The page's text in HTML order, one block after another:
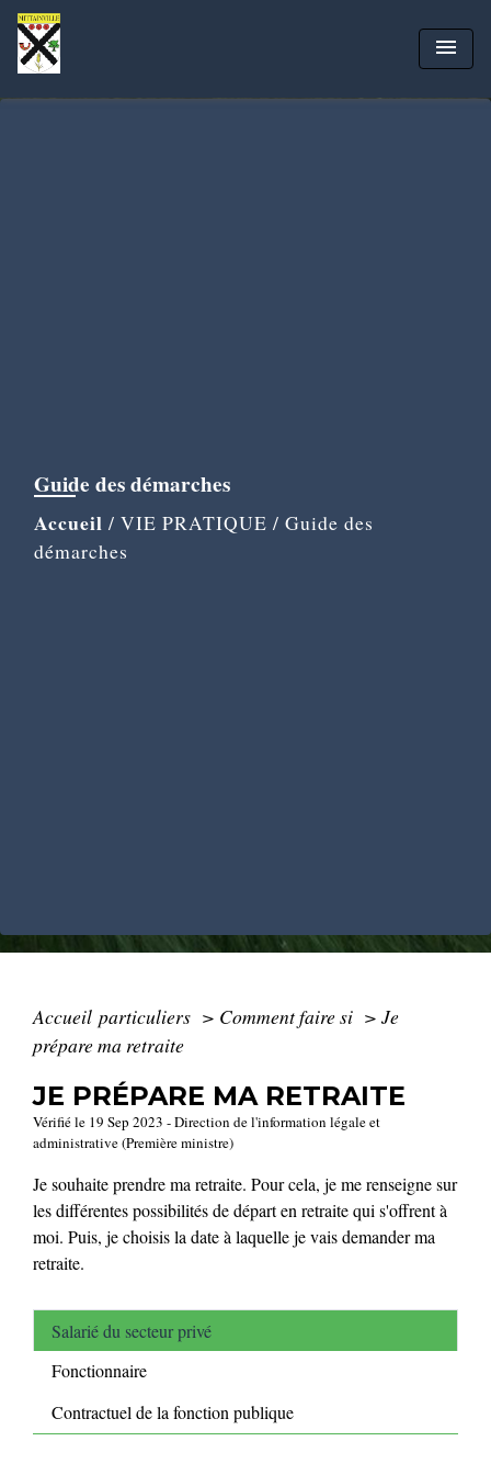
menu
Guide des démarches
Accueil / VIE PRATIQUE / Guide des
démarches
Accueil particuliers > Comment faire si > Je
prépare ma retraite
JE PRÉPARE MA RETRAITE
Vérifié le 19 Sep 2023 - Direction de l'information légale et
administrative (Première ministre)
Je souhaite prendre ma retraite. Pour cela, je me renseigne sur
les différentes possibilités de départ en retraite qui s'offrent à
moi. Puis, je choisis la date à laquelle je vais demander ma
retraite.
Salarié du secteur privé
Fonctionnaire
Contractuel de la fonction publique